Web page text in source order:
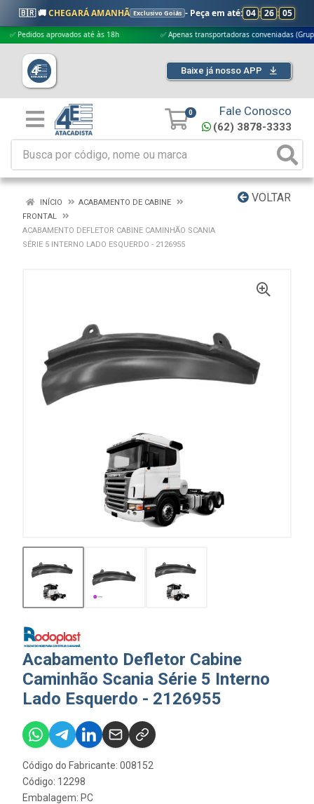
🇧🇷 🚚CHEGARÁ AMANHÃ Exclusivo Goiás - Peça em até: 04 : 26 : 04
aprovados até às 18h ✅ Apenas transportadoras conveniadas (Grupo G5)
Baixe já nosso APP
0 Fale Conosco
(62) 3878-3333
VOLTAR
INÍCIO
ACABAMENTO DE CABINE
FRONTAL
ACABAMENTO DEFLETOR CABINE CAMINHÃO SCANIA
SÉRIE 5 INTERNO LADO ESQUERDO - 2126955
Acabamento Defletor Cabine
Caminhão Scania Série 5 Interno
Lado Esquerdo - 2126955
Código do Fabricante: 008152
Código: 12298
Embalagem: PC